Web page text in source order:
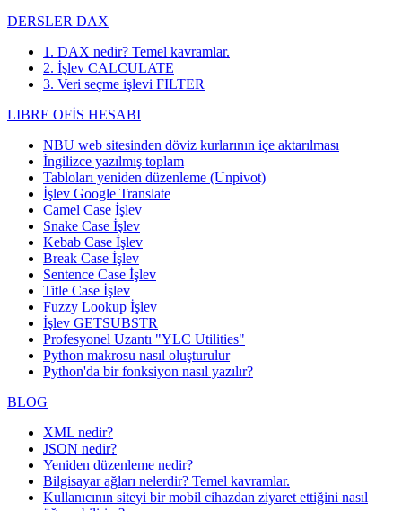
DERSLER DAX
1. DAX nedir? Temel kavramlar.
2. İşlev CALCULATE
3. Veri seçme işlevi FILTER
LIBRE OFİS HESABI
NBU web sitesinden döviz kurlarının içe aktarılması
İngilizce yazılmış toplam
Tabloları yeniden düzenleme (Unpivot)
İşlev Google Translate
Camel Case İşlev
Snake Case İşlev
Kebab Case İşlev
Break Case İşlev
Sentence Case İşlev
Title Case İşlev
Fuzzy Lookup İşlev
İşlev GETSUBSTR
Profesyonel Uzantı "YLC Utilities"
Python makrosu nasıl oluşturulur
Python'da bir fonksiyon nasıl yazılır?
BLOG
XML nedir?
JSON nedir?
Yeniden düzenleme nedir?
Bilgisayar ağları nelerdir? Temel kavramlar.
Kullanıcının siteyi bir mobil cihazdan ziyaret ettiğini nasıl